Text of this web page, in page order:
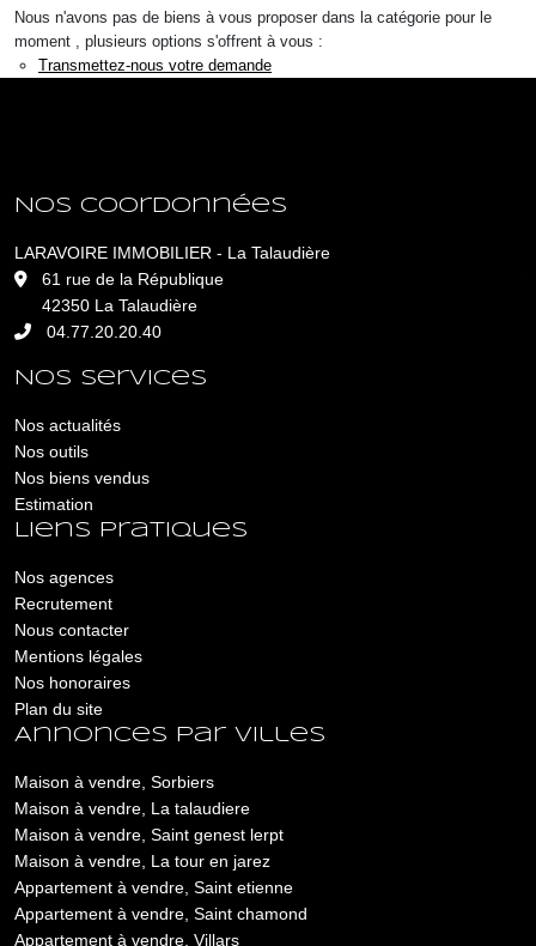
Nous n'avons pas de biens à vous proposer dans la catégorie pour le
moment , plusieurs options s'offrent à vous :
Transmettez-nous votre demande
Nos coordonnées
LARAVOIRE IMMOBILIER - La Talaudière
61 rue de la République
42350 La Talaudière
04.77.20.20.40
Nos services
Nos actualités
Nos outils
Nos biens vendus
Estimation
Liens pratiques
Nos agences
Recrutement
Nous contacter
Mentions légales
Nos honoraires
Plan du site
Annonces par villes
Maison à vendre, Sorbiers
Maison à vendre, La talaudiere
Maison à vendre, Saint genest lerpt
Maison à vendre, La tour en jarez
Appartement à vendre, Saint etienne
Appartement à vendre, Saint chamond
Appartement à vendre, Villars